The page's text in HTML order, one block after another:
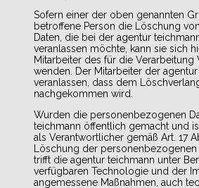
Sofern einer der oben genannten
betroffene Person die Löschung
Daten, die bei der agentur
veranlassen möchte, kann sie sich
Mitarbeiter des für die Verarbeitung
wenden. Der Mitarbeiter der
veranlassen, dass dem
nachgekommen wird.
Wurden die personenbezogenen
teichmann öffentlich gemacht und
als Verantwortlicher gemäß Art. 17
Löschung der
trifft die agentur teichmann unter
verfügbaren Technologie und der
angemessene Maßnahmen, auch